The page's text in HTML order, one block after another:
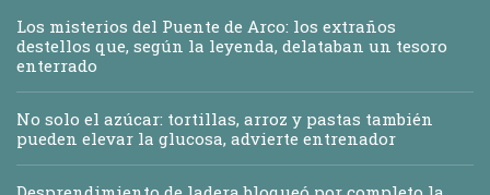
Los misterios del Puente de Arco: los extraños
destellos que, según la leyenda, delataban un tesoro
enterrado
No solo el azúcar: tortillas, arroz y pastas también
pueden elevar la glucosa, advierte entrenador